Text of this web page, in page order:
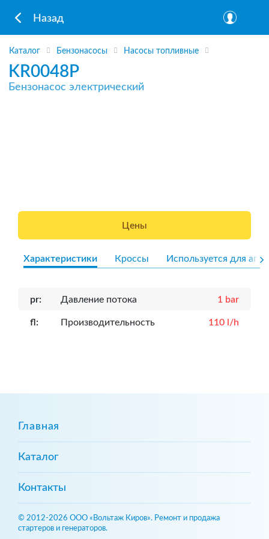
Назад
Каталог Бензонасосы Насосы топливные
KR0048P
Бензонасос электрический
Цены
Характеристики Кроссы Используется для
pr: Давление потока 1 bar
fl: Производительность 110 l/h
Главная
Каталог
Контакты
© 2012-2026 ООО «Вольтаж Киров». Ремонт и продажа
стартеров и генераторов.